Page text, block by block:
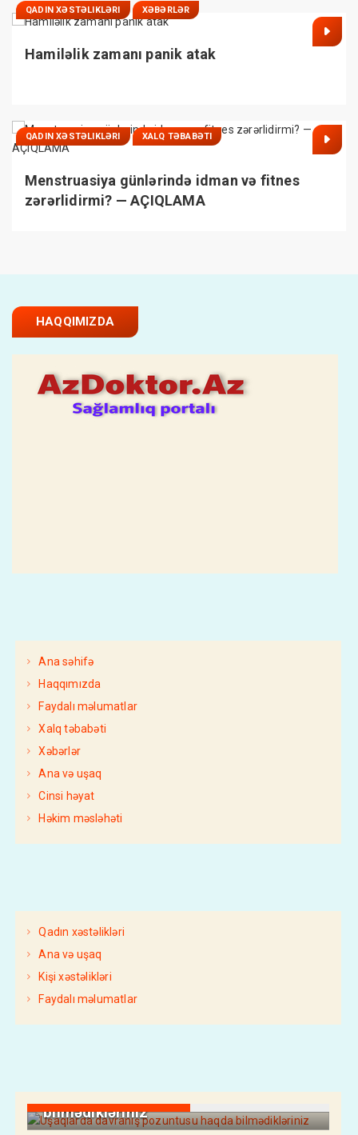
QADIN XƏSTƏLIKLƏRI XƏBƏRLƏR
Hamiləlik zamanı panik atak
QADIN XƏSTƏLIKLƏRI XALQ TƏBABƏTI
Menstruasiya günlərində idman və fitnes
zərərlidirmi? — AÇIQLAMA
HAQQIMIZDA
Ana səhifə
Haqqımızda
Faydalı məlumatlar
Xalq təbabəti
Xəbərlər
Ana və uşaq
Cinsi həyat
Həkim məsləhəti
Qadın xəstəlikləri
Ana və uşaq
Kişi xəstəlikləri
Faydalı məlumatlar
bilmədikləriniz